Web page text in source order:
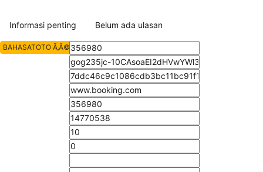
Informasi penting Belum ada ulasan
BAHASATOTO Ã‚Â© All Rights Reserved